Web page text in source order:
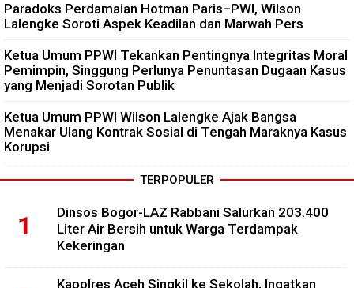
Paradoks Perdamaian Hotman Paris–PWI, Wilson
Lalengke Soroti Aspek Keadilan dan Marwah Pers
Ketua Umum PPWI Tekankan Pentingnya Integritas Moral
Pemimpin, Singgung Perlunya Penuntasan Dugaan Kasus
yang Menjadi Sorotan Publik
Ketua Umum PPWI Wilson Lalengke Ajak Bangsa
Menakar Ulang Kontrak Sosial di Tengah Maraknya Kasus
Korupsi
TERPOPULER
Dinsos Bogor-LAZ Rabbani Salurkan 203.400
Liter Air Bersih untuk Warga Terdampak
Kekeringan
Kapolres Aceh Singkil ke Sekolah, Ingatkan